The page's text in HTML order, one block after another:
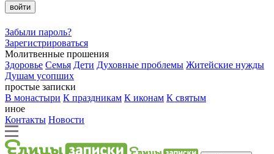
войти
Забыли пароль?
Зарегистрироваться
Молитвенные прошения
Здоровье Семья Дети Духовные проблемы Житейские нужды
Душам усопших
простые записки
В монастыри К праздникам К иконам К святым
иное
Контакты Новости